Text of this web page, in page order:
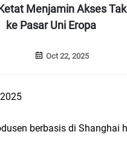
Menjamin Akses
ke Pasar Uni Eropa
Oct 22, 2025
berbasis di Shanghai